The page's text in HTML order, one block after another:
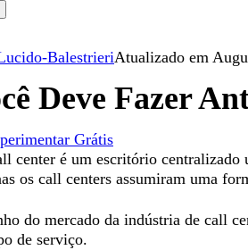
BalestrieriAtualizado em
Deve Fazer
Grátis
center é um escritório centralizado
os call centers assumiram uma
do mercado da indústria de call
de serviço.